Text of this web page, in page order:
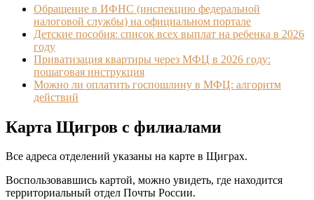
Обращение в ИФНС (инспекцию федеральной
налоговой службы) на официальном портале
Детские пособия: список всех выплат на ребенка в 2026
году
Приватизация квартиры через МФЦ в 2026 году:
пошаговая инструкция
Можно ли оплатить госпошлину в МФЦ: алгоритм
действий
Карта Щигров с филиалами
Все адреса отделений указаны на карте в Щиграх.
Воспользовавшись картой, можно увидеть, где находится
территориальный отдел Почты России.